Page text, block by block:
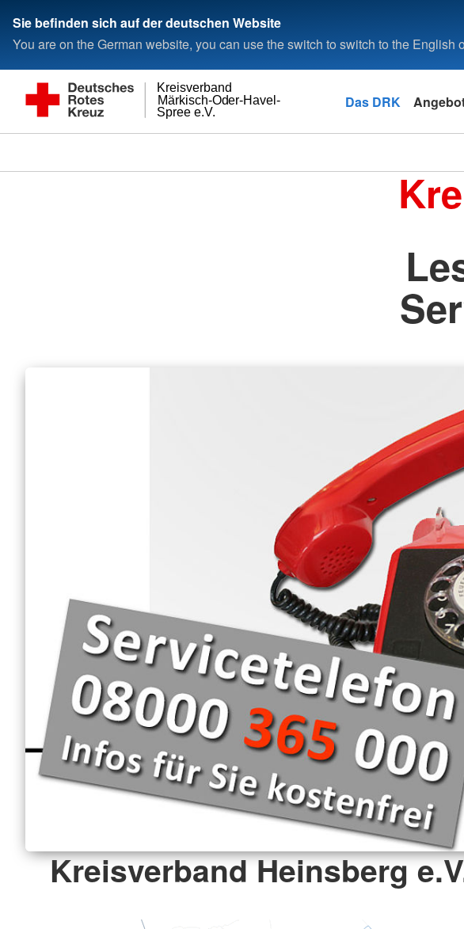
Sie befinden sich auf der deutschen Website
You are on the German website, you can use the switch to switch to the English
Spree e.V.
Märkisch-Oder-Havel-
Kreisverband
Das DRK
Kreisverband Heinsberg